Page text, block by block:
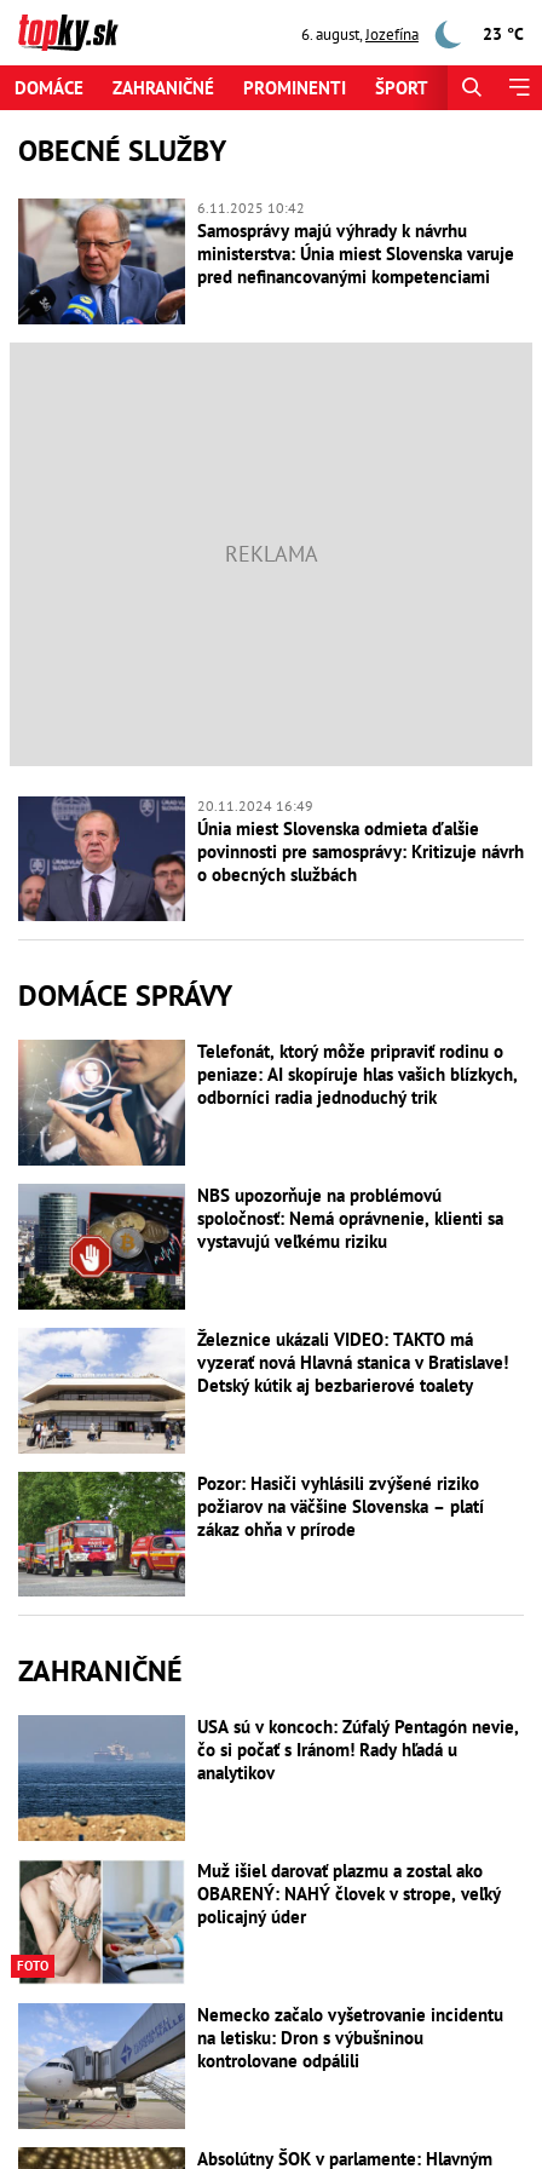
6. august,Jozefína 23 °C
DOMÁCE ZAHRANIČNÉ PROMINENTI ŠPORT
OBECNÉ SLUŽBY
6.11.2025 10:42
Samosprávy majú výhrady k návrhu
ministerstva: Únia miest Slovenska varuje
pred nefinancovanými kompetenciami
20.11.2024 16:49
Únia miest Slovenska odmieta ďalšie
povinnosti pre samosprávy: Kritizuje návrh
o obecných službách
DOMÁCE SPRÁVY
Telefonát, ktorý môže pripraviť rodinu o
peniaze: AI skopíruje hlas vašich blízkych,
odborníci radia jednoduchý trik
NBS upozorňuje na problémovú
spoločnosť: Nemá oprávnenie, klienti sa
vystavujú veľkému riziku
Železnice ukázali VIDEO: TAKTO má
vyzerať nová Hlavná stanica v Bratislave!
Detský kútik aj bezbarierové toalety
Pozor: Hasiči vyhlásili zvýšené riziko
požiarov na väčšine Slovenska – platí
zákaz ohňa v prírode
ZAHRANIČNÉ
USA sú v koncoch: Zúfalý Pentagón nevie,
čo si počať s Iránom! Rady hľadá u
analytikov
FOTO
Muž išiel darovať plazmu a zostal ako
OBARENÝ: NAHÝ človek v strope, veľký
policajný úder
Nemecko začalo vyšetrovanie incidentu
na letisku: Dron s výbušninou
kontrolovane odpálili
Absolútny ŠOK v parlamente: Hlavným